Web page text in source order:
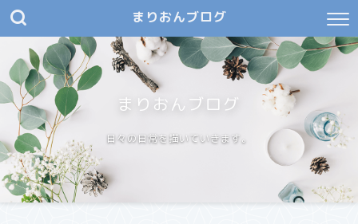
まりおんブログ
まりおんブログ
日々の日常を描いていきます。